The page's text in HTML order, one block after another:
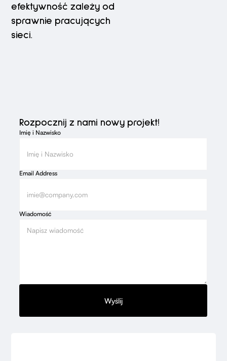
efektywność zależy od
sprawnie pracujących
sieci.
Rozpocznij z nami nowy projekt!
Imię i Nazwisko
Email Address
Wiadomość